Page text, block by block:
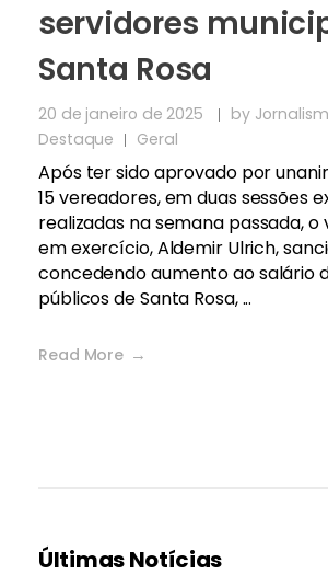
servidores
Santa Rosa
20 de janeiro de 2025 by
Destaque
Geral
Após ter sido aprovado por
15 vereadores, em duas sessões
realizadas na semana passada,
em exercício, Aldemir Ulrich,
concedendo aumento ao salário
públicos de Santa Rosa, ...
Read More
Últimas Notícias